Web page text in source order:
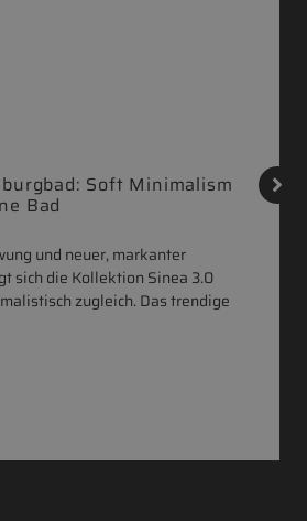
Soft Minimalism
Bad
und neuer, markanter
sich die Kollektion Sinea 3.0
zugleich. Das trendige